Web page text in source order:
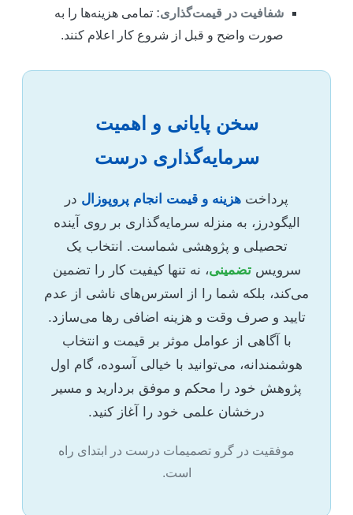
شفافیت در قیمت‌گذاری: تمامی هزینه‌ها را به
صورت واضح و قبل از شروع کار اعلام کنند.
سخن پایانی و اهمیت
سرمایه‌گذاری درست
پرداخت هزینه و قیمت انجام پروپوزال در
الیگودرز، به منزله سرمایه‌گذاری بر روی آینده
تحصیلی و پژوهشی شماست. انتخاب یک
سرویستضمینی، نه تنها کیفیت کار را تضمین
می‌کند، بلکه شما را از استرس‌های ناشی از عدم
تایید و صرف وقت و هزینه اضافی رها می‌سازد.
با آگاهی از عوامل موثر بر قیمت و انتخاب
هوشمندانه، می‌توانید با خیالی آسوده، گام اول
پژوهش خود را محکم و موفق بردارید و مسیر
درخشان علمی خود را آغاز کنید.
موفقیت در گرو تصمیمات درست در ابتدای راه
است.